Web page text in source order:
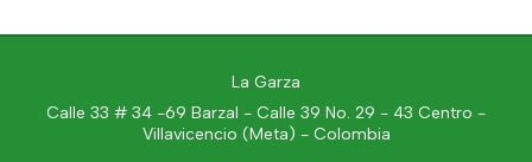
La Garza
Calle 33 # 34 -69 Barzal - Calle 39 No. 29 - 43 Centro -
Villavicencio (Meta) - Colombia